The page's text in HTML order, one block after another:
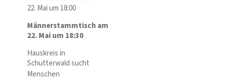
22. Mai um 18:00
Männerstammtisch am
22. Mai um 18:30
Hauskreis in
Schutterwald sucht
Menschen